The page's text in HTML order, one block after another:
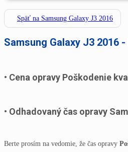
Späť na Samsung Galaxy J3 2016
Samsung Galaxy J3 2016
Cena opravy Poškodenie
Odhadovaný čas opravy
Berte prosím na vedomie, že čas opravy